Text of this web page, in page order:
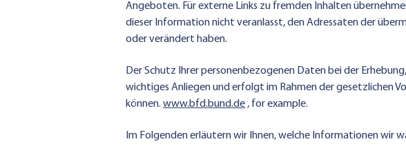
Angeboten. Für externe Links zu fremden Inhalten
dieser Information nicht veranlasst, den Adressaten der
oder verändert haben.
Der Schutz Ihrer personenbezogenen Daten bei der
wichtiges Anliegen und erfolgt im Rahmen der gesetzlichen
können. www.bfd.bund.de , for example.
Im Folgenden erläutern wir Ihnen, welche Informationen wir